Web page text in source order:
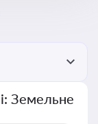
Земельне